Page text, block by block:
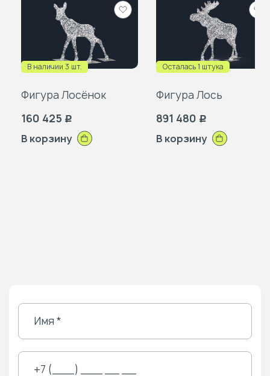
Добавить
в
В наличии 3 шт.
Фигура Лосёнок
160 425 Р
В корзину
в
Осталась 1 штука
Фигура Лось
891 480 Р
В корзину